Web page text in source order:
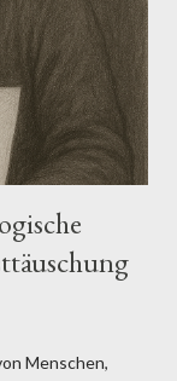
Sicht werden
soziale
(Tajfel &
Studien zeigen,
Menschen,